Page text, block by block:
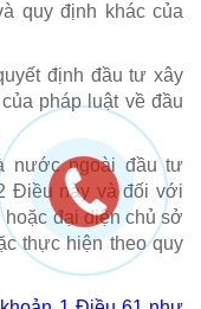
quy định khác của
định đầu tư xây
pháp luật về đầu
nước ngoài đầu tư
Điều này và đối với
đại diện chủ sở
thực hiện theo quy